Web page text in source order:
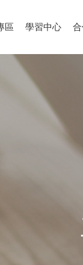
區 學習中心